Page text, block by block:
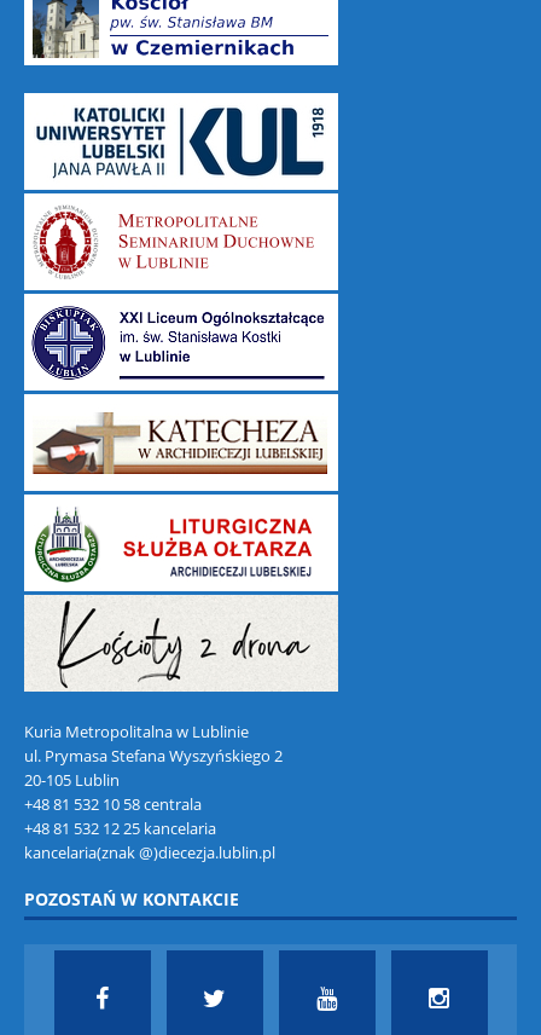
Kuria Metropolitalna w Lublinie
ul. Prymasa Stefana Wyszyńskiego 2
20-105 Lublin
+48 81 532 10 58 centrala
+48 81 532 12 25 kancelaria
kancelaria(znak @)diecezja.lublin.pl
POZOSTAŃ W KONTAKCIE